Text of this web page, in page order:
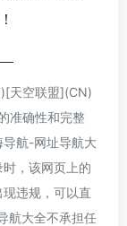
天空联盟](CN)
准确性和完整
航-网址导航大
，该网页上的
违规，可以直
航大全不承担任